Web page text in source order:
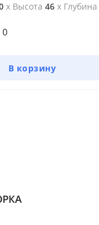
x Высота 46 x Глубина
0
В корзину